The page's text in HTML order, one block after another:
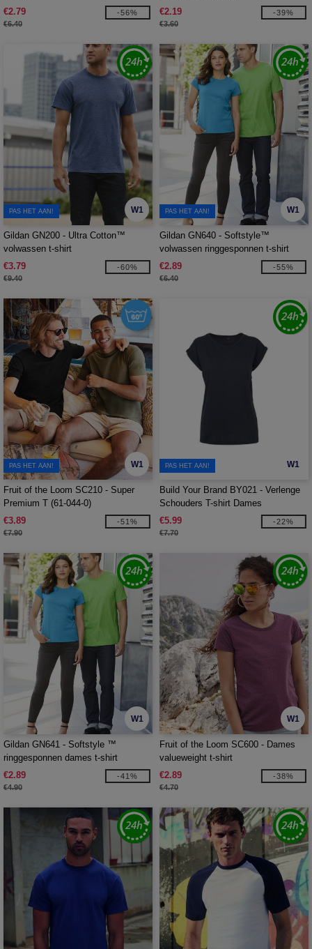
€2.79
€6.40
-56%
€2.19
€3.60
-39%
W1
PAS HET AAN!
Gildan GN200 - Ultra Cotton™
volwassen t-shirt
€3.79
€9.40
-60%
W1
PAS HET AAN!
Gildan GN640 - Softstyle™
volwassen ringgesponnen t-shirt
€2.89
€6.40
-55%
W1
PAS HET AAN!
Fruit of the Loom SC210 - Super
Premium T (61-044-0)
€3.89
€7.90
-51%
W1
PAS HET AAN!
Build Your Brand BY021 - Verlenge
Schouders T-shirt Dames
€5.99
€7.70
-22%
W1
Gildan GN641 - Softstyle ™
ringgesponnen dames t-shirt
€2.89
€4.90
-41%
W1
Fruit of the Loom SC600 - Dames
valueweight t-shirt
€2.89
€4.70
-38%